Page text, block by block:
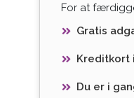
For at
Gratis
Kreditkort
Du er i